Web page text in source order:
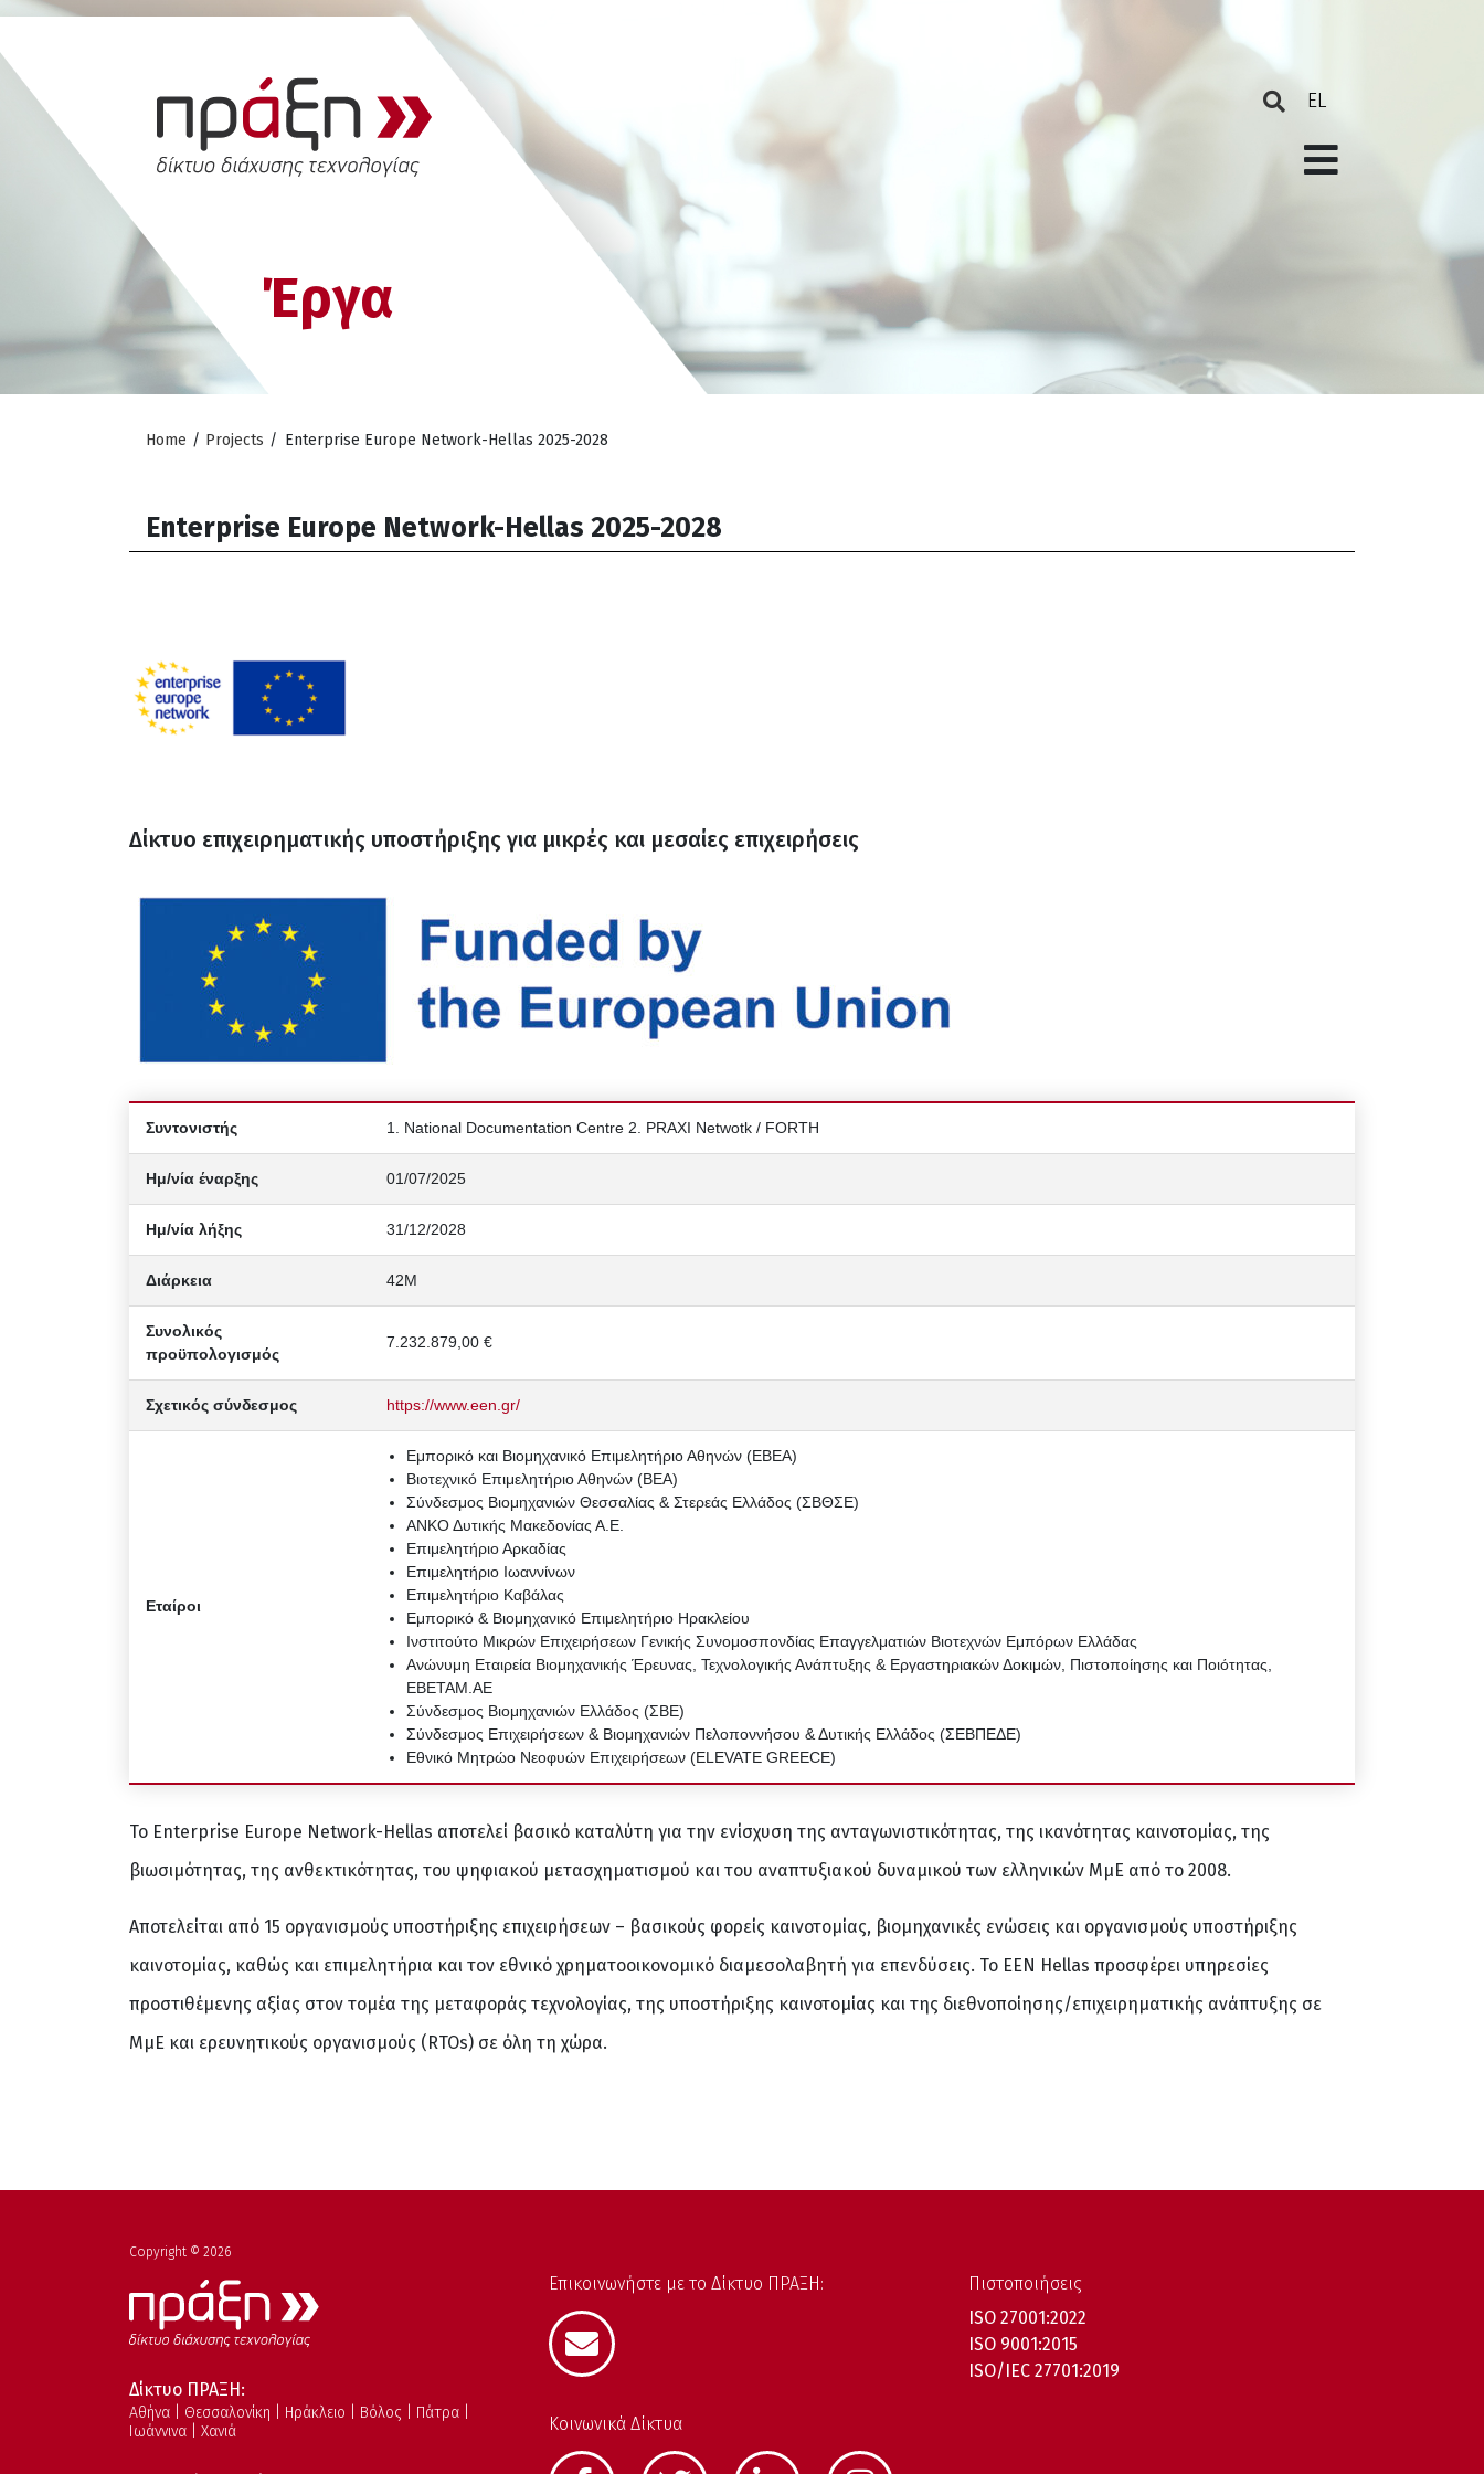
Έργα
Home / Projects / Enterprise Europe Network-Hellas 2025-2028
Enterprise Europe Network-Hellas 2025-2028
Δίκτυο επιχειρηματικής υποστήριξης για μικρές και μεσαίες επιχειρήσεις
Συντονιστής 1. National Documentation Centre 2. PRAXI Netwotk / FORTH
Ημ/νία έναρξης 01/07/2025
Ημ/νία λήξης 31/12/2028
Διάρκεια 42Μ
Συνολικός
προϋπολογισμός
7.232.879,00 €
Σχετικός σύνδεσμος https://www.een.gr/
Εταίροι
Εμπορικό και Βιομηχανικό Επιμελητήριο Αθηνών (ΕΒΕΑ)
Βιοτεχνικό Επιμελητήριο Αθηνών (ΒΕΑ)
Σύνδεσμος Βιομηχανιών Θεσσαλίας & Στερεάς Ελλάδος (ΣΒΘΣΕ)
ΑΝΚΟ Δυτικής Μακεδονίας Α.Ε.
Επιμελητήριο Αρκαδίας
Επιμελητήριο Ιωαννίνων
Επιμελητήριο Καβάλας
Εμπορικό & Βιομηχανικό Επιμελητήριο Ηρακλείου
Ινστιτούτο Μικρών Επιχειρήσεων Γενικής Συνομοσπονδίας Επαγγελματιών Βιοτεχνών Εμπόρων Ελλάδας
Ανώνυμη Εταιρεία Βιομηχανικής Έρευνας, Τεχνολογικής Ανάπτυξης & Εργαστηριακών Δοκιμών, Πιστοποίησης και Ποιότητας,
ΕΒΕΤΑΜ.ΑΕ
Σύνδεσμος Βιομηχανιών Ελλάδος (ΣΒΕ)
Σύνδεσμος Επιχειρήσεων & Βιομηχανιών Πελοποννήσου & Δυτικής Ελλάδος (ΣΕΒΠΕΔΕ)
Εθνικό Μητρώο Νεοφυών Επιχειρήσεων (ELEVATE GREECE)
Το Enterprise Europe Network-Hellas αποτελεί βασικό καταλύτη για την ενίσχυση της ανταγωνιστικότητας, της ικανότητας καινοτομίας, της
βιωσιμότητας, της ανθεκτικότητας, του ψηφιακού μετασχηματισμού και του αναπτυξιακού δυναμικού των ελληνικών ΜμΕ από το 2008.
Αποτελείται από 15 οργανισμούς υποστήριξης επιχειρήσεων – βασικούς φορείς καινοτομίας, βιομηχανικές ενώσεις και οργανισμούς υποστήριξης
καινοτομίας, καθώς και επιμελητήρια και τον εθνικό χρηματοοικονομικό διαμεσολαβητή για επενδύσεις. Το EEN Hellas προσφέρει υπηρεσίες
προστιθέμενης αξίας στον τομέα της μεταφοράς τεχνολογίας, της υποστήριξης καινοτομίας και της διεθνοποίησης/επιχειρηματικής ανάπτυξης σε
ΜμΕ και ερευνητικούς οργανισμούς (RTOs) σε όλη τη χώρα.
Copyright © 2026
Δίκτυο ΠΡΑΞΗ:
Αθήνα | Θεσσαλονίκη | Ηράκλειο | Βόλος | Πάτρα |
Ιωάννινα | Χανιά
Επικοινωνήστε με το Δίκτυο ΠΡΑΞΗ:
Κοινωνικά Δίκτυα
Πιστοποιήσεις
ISO 27001:2022
ISO 9001:2015
ISO/IEC 27701:2019